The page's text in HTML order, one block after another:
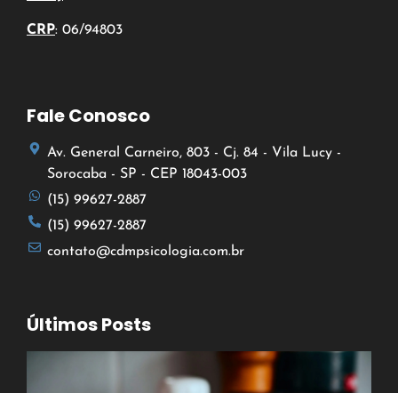
CRP: 06/94803
Fale Conosco
Av. General Carneiro, 803 - Cj. 84 - Vila Lucy -
Sorocaba - SP - CEP 18043-003
(15) 99627-2887
(15) 99627-2887
contato@cdmpsicologia.com.br
Últimos Posts